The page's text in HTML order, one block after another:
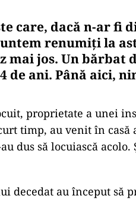
care, dacă n-ar fi
renumiți la
mai jos. Un bărbat
de ani. Până aici,
proprietate a unei
timp, au venit în
dus să locuiască
decedat au început să